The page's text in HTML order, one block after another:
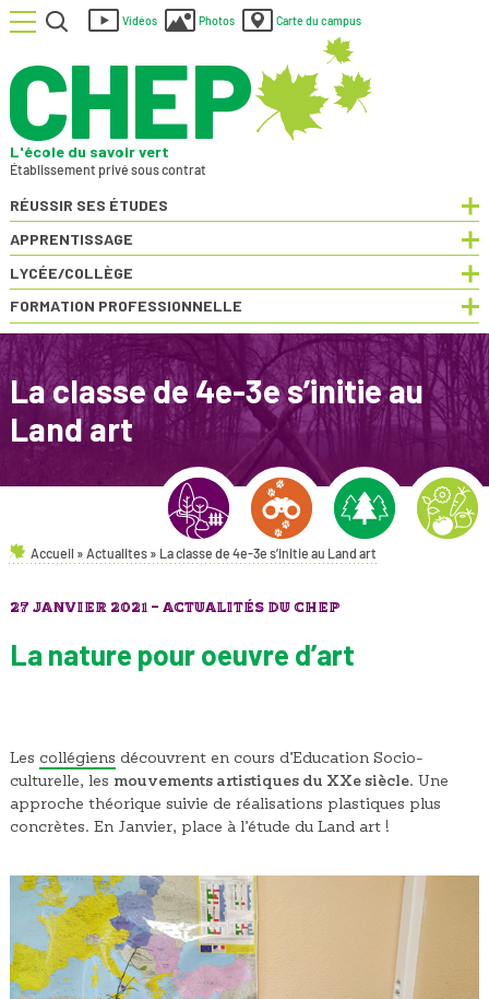
Menu Rechercher
Vidéos Photos Carte du campus
L'école du savoir vert
Établissement privé sous contrat
RÉUSSIR SES ÉTUDES
APPRENTISSAGE
LYCÉE/COLLÈGE
FORMATION PROFESSIONNELLE
La classe de 4e-3e s’initie au
Land art
AMÉNAGEMENTS PAYSAGERS
NATURE & ENVIRONNEMENT
FORÊT
Accueil »Actualites » La classe de 4e-3e s’initie au Land art
27 JANVIER 2021 - ACTUALITÉS DU CHEP
La nature pour oeuvre d’art
Les collégiens découvrent en cours d’Education Socio-
culturelle, les mouvements artistiques du XXe siècle. Une
approche théorique suivie de réalisations plastiques plus
concrètes. En Janvier, place à l’étude du Land art !